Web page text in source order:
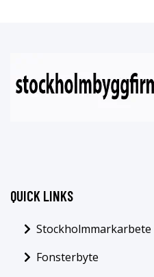
QUICK LINKS
Stockholmmarkarbete
Fonsterbyte